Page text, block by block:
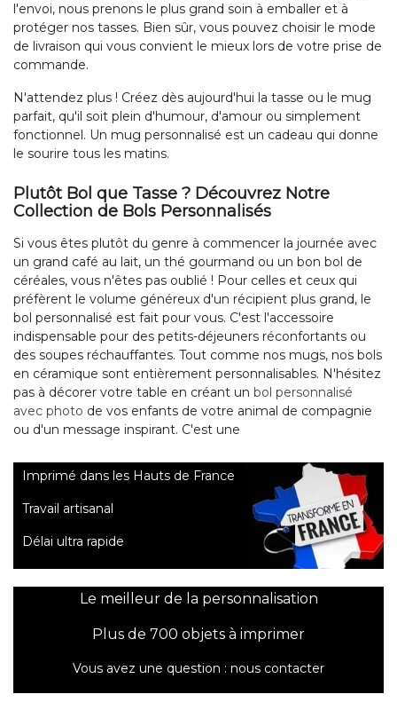
l'envoi, nous prenons le plus grand soin à emballer et à
protéger nos tasses. Bien sûr, vous pouvez choisir le mode
de livraison qui vous convient le mieux lors de votre prise de
commande.
N'attendez plus ! Créez dès aujourd'hui la tasse ou le mug
parfait, qu'il soit plein d'humour, d'amour ou simplement
fonctionnel. Un mug personnalisé est un cadeau qui donne
le sourire tous les matins.
Plutôt Bol que Tasse ? Découvrez Notre
Collection de Bols Personnalisés
Si vous êtes plutôt du genre à commencer la journée avec
un grand café au lait, un thé gourmand ou un bon bol de
céréales, vous n'êtes pas oublié ! Pour celles et ceux qui
préfèrent le volume généreux d'un récipient plus grand, le
bol personnalisé est fait pour vous. C'est l'accessoire
indispensable pour des petits-déjeuners réconfortants ou
des soupes réchauffantes. Tout comme nos mugs, nos bols
en céramique sont entièrement personnalisables. N'hésitez
pas à décorer votre table en créant un bol personnalisé
avec photo de vos enfants de votre animal de compagnie
ou d'un message inspirant. C'est une
Imprimé dans les Hauts de France
Travail artisanal
Délai ultra rapide
Le meilleur de la personnalisation
Plus de 700 objets à imprimer
Vous avez une question : nous contacter